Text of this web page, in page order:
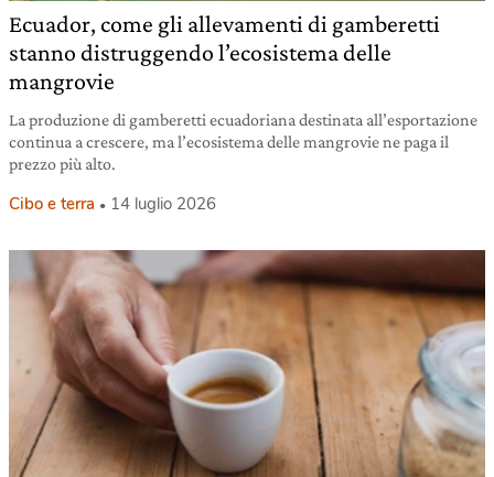
Ecuador, come gli allevamenti di gamberetti
stanno distruggendo l’ecosistema delle
mangrovie
La produzione di gamberetti ecuadoriana destinata all’esportazione
continua a crescere, ma l’ecosistema delle mangrovie ne paga il
prezzo più alto.
Cibo e terra 14 luglio 2026